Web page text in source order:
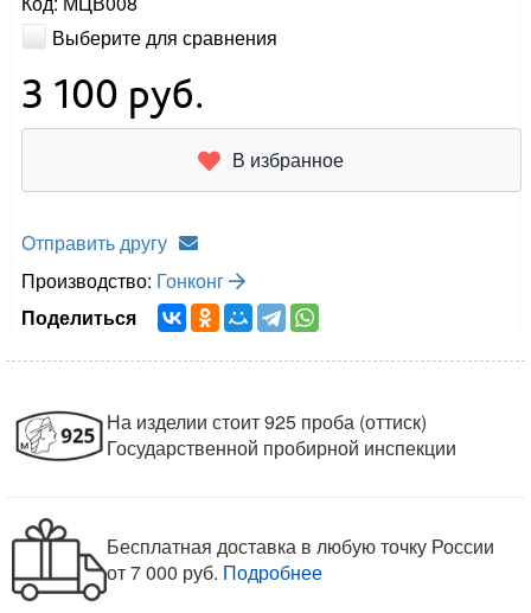
Выберите для сравнения
3 100 руб.
В избранное
Отправить другу
Производство: Гонконг
Поделиться
На изделии стоит 925 проба (оттиск)
Государственной пробирной инспекции
Бесплатная доставка в любую точку России
от 7 000 руб. Подробнее